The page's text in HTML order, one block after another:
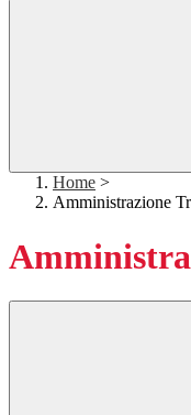
Home >
Amministrazione